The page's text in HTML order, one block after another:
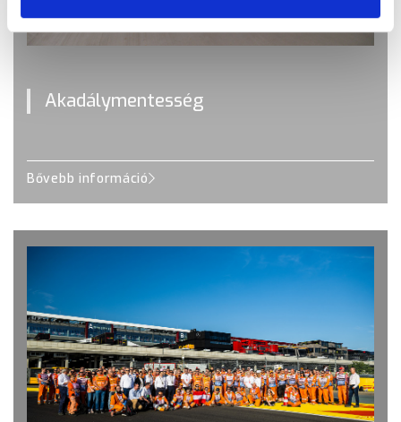
Akadálymentesség
Bővebb információ